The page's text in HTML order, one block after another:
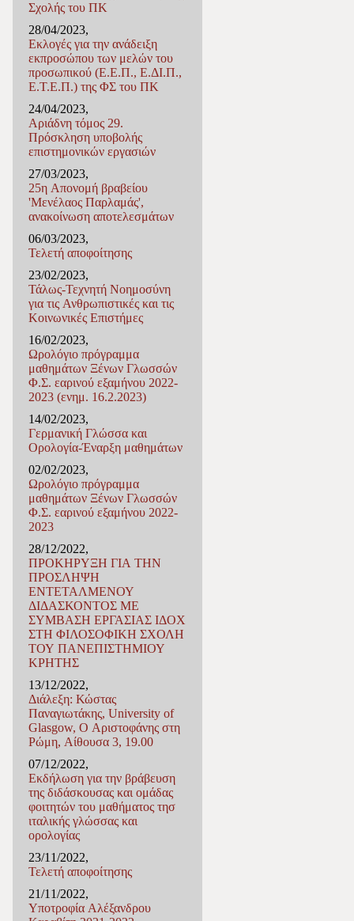
Σχολής του ΠΚ
28/04/2023,
Εκλογές για την ανάδειξη
εκπροσώπου των μελών του
προσωπικού (Ε.Ε.Π., Ε.ΔΙ.Π.,
Ε.Τ.Ε.Π.) της ΦΣ του ΠΚ
24/04/2023,
Αριάδνη τόμος 29.
Πρόσκληση υποβολής
επιστημονικών εργασιών
27/03/2023,
25η Απονομή βραβείου
'Μενέλαος Παρλαμάς',
ανακοίνωση αποτελεσμάτων
06/03/2023,
Τελετή αποφοίτησης
23/02/2023,
Τάλως-Τεχνητή Νοημοσύνη
για τις Ανθρωπιστικές και τις
Κοινωνικές Επιστήμες
16/02/2023,
Ωρολόγιο πρόγραμμα
μαθημάτων Ξένων Γλωσσών
Φ.Σ. εαρινού εξαμήνου 2022-
2023 (ενημ. 16.2.2023)
14/02/2023,
Γερμανική Γλώσσα και
Ορολογία-Έναρξη μαθημάτων
02/02/2023,
Ωρολόγιο πρόγραμμα
μαθημάτων Ξένων Γλωσσών
Φ.Σ. εαρινού εξαμήνου 2022-
2023
28/12/2022,
ΠΡΟΚΗΡΥΞΗ ΓΙΑ ΤΗΝ
ΠΡΟΣΛΗΨΗ
ΕΝΤΕΤΑΛΜΕΝΟΥ
ΔΙΔΑΣΚΟΝΤΟΣ ΜΕ
ΣΥΜΒΑΣΗ ΕΡΓΑΣΙΑΣ ΙΔΟX
ΣΤΗ ΦΙΛΟΣΟΦΙΚΗ ΣΧΟΛΗ
ΤΟΥ ΠΑΝΕΠΙΣΤΗΜΙΟΥ
ΚΡΗΤΗΣ
13/12/2022,
Διάλεξη: Κώστας
Παναγιωτάκης, University of
Glasgow, Ο Αριστοφάνης στη
Ρώμη, Αίθουσα 3, 19.00
07/12/2022,
Εκδήλωση για την βράβευση
της διδάσκουσας και ομάδας
φοιτητών του μαθήματος τησ
ιταλικής γλώσσας και
ορολογίας
23/11/2022,
Τελετή αποφοίτησης
21/11/2022,
Υποτροφία Αλέξανδρου